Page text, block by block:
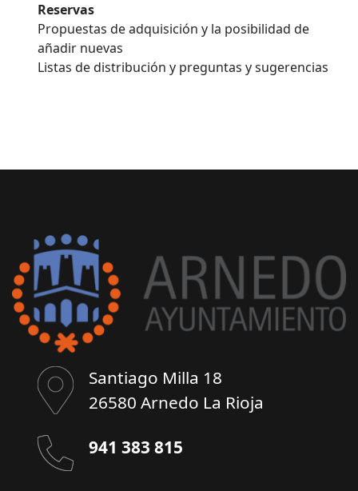
Reservas
Propuestas de adquisición y la posibilidad de
añadir nuevas
Listas de distribución y preguntas y sugerencias
Santiago Milla 18
26580 Arnedo La Rioja
941 383 815